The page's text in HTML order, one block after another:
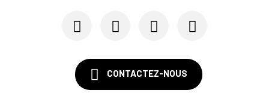
SM Caen : Julien Meilhac quitte la direction de...
CONTACTEZ-NOUS